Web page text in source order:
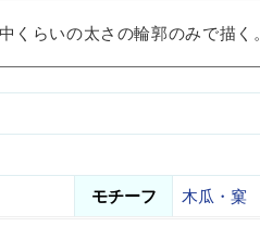
くらいの太さの輪郭のみで描く。
モチーフ
木瓜・窠